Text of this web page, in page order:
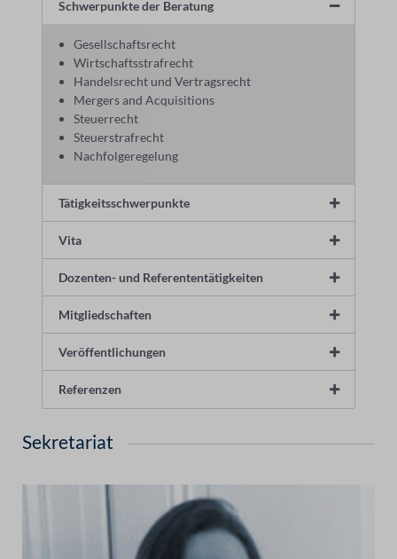
Schwerpunkte der Beratung
Gesellschaftsrecht
Wirtschaftsstrafrecht
Handelsrecht und Vertragsrecht
Mergers and Acquisitions
Steuerrecht
Steuerstrafrecht
Nachfolgeregelung
Tätigkeitsschwerpunkte
Vita
Dozenten- und Referententätigkeiten
Mitgliedschaften
Veröffentlichungen
Referenzen
Sekretariat